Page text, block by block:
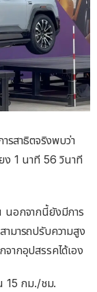
รสาธิตจริงพบว่า
ง 1 นาที 56 วินาที
นอกจากนี้ยังมีการ
มารถปรับความสูง
จากอุปสรรคได้เอง
15 กม./ชม.